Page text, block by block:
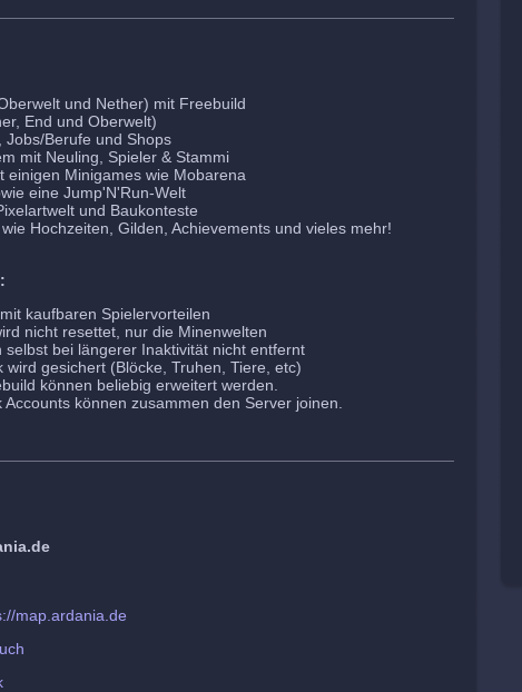
und Nether) mit Freebuild
End und Oberwelt)
Berufe und Shops
mit Neuling, Spieler & Stammi
einigen Minigames wie Mobarena
eine Jump'N'Run-Welt
und Baukonteste
Hochzeiten, Gilden, Achievements und vieles mehr!
kaufbaren Spielervorteilen
nicht resettet, nur die Minenwelten
bei längerer Inaktivität nicht entfernt
gesichert (Blöcke, Truhen, Tiere, etc)
können beliebig erweitert werden.
können zusammen den Server joinen.
map.ardania.de